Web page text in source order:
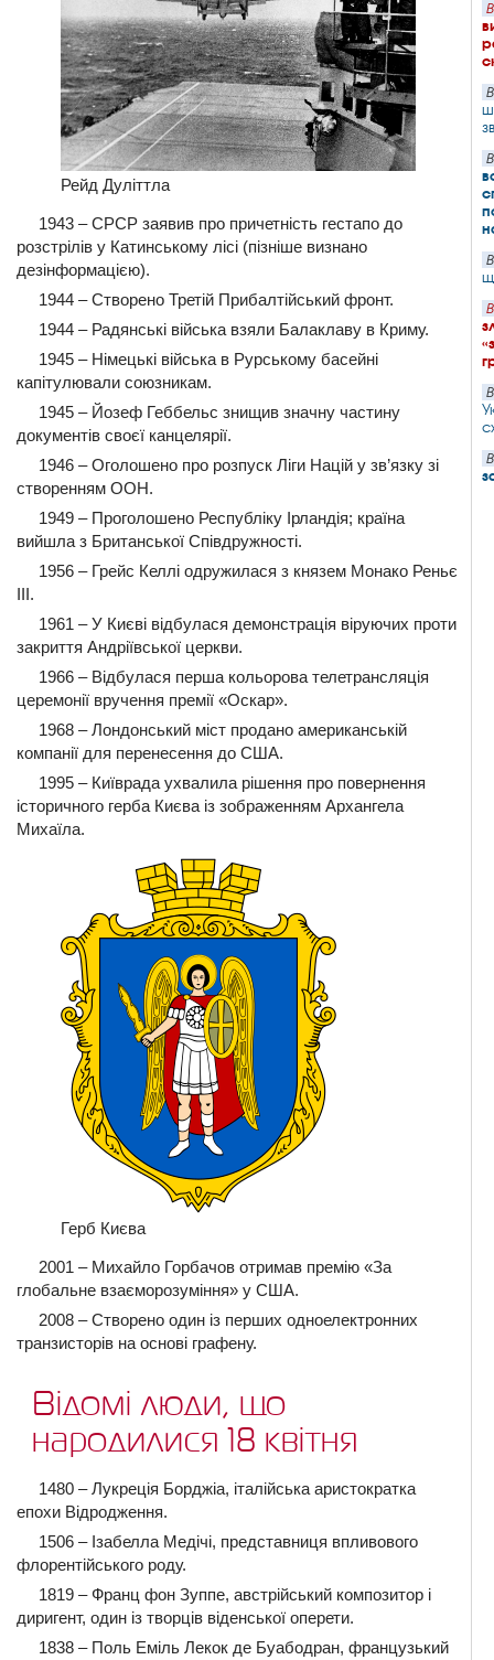
Рейд Дуліттла
1943 – СРСР заявив про причетність гестапо до
розстрілів у Катинському лісі (пізніше визнано
дезінформацією).
1944 – Створено Третій Прибалтійський фронт.
1944 – Радянські війська взяли Балаклаву в Криму.
1945 – Німецькі війська в Рурському басейні
капітулювали союзникам.
1945 – Йозеф Геббельс знищив значну частину
документів своєї канцелярії.
1946 – Оголошено про розпуск Ліги Націй у зв’язку зі
створенням ООН.
1949 – Проголошено Республіку Ірландія; країна
вийшла з Британської Співдружності.
1956 – Грейс Келлі одружилася з князем Монако Реньє
III.
1961 – У Києві відбулася демонстрація віруючих проти
закриття Андріївської церкви.
1966 – Відбулася перша кольорова телетрансляція
церемонії вручення премії «Оскар».
1968 – Лондонський міст продано американській
компанії для перенесення до США.
1995 – Київрада ухвалила рішення про повернення
історичного герба Києва із зображенням Архангела
Михаїла.
Герб Києва
2001 – Михайло Горбачов отримав премію «За
глобальне взаєморозуміння» у США.
2008 – Створено один із перших одноелектронних
транзисторів на основі графену.
Відомі люди, що
народилися 18 квітня
1480 – Лукреція Борджіа, італійська аристократка
епохи Відродження.
1506 – Ізабелла Медічі, представниця впливового
флорентійського роду.
1819 – Франц фон Зуппе, австрійський композитор і
диригент, один із творців віденської оперети.
1838 – Поль Еміль Лекок де Буабодран, французький